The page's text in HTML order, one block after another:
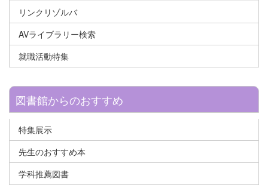
リンクリゾルバ
AVライブラリー検索
就職活動特集
図書館からのおすすめ
特集展示
先生のおすすめ本
学科推薦図書